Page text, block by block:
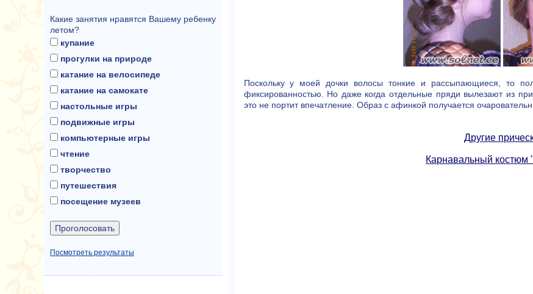
Поскольку у моей дочки волосы тонкие и рассыпающиеся, то
фиксированностью. Но даже когда отдельные пряди вылезают из
это не портит впечатление. Образ с афинкой получается
Другие
Карнавальный
Какие занятия нравятся Вашему ребенку
летом?
купание
прогулки на природе
катание на велосипеде
катание на самокате
настольные игры
подвижные игры
компьютерные игры
чтение
творчество
путешествия
посещение музеев
Посмотреть результаты